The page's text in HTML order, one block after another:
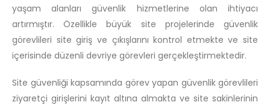
yaşam alanları güvenlik hizmetlerine olan ihtiyacı
artırmıştır. Özellikle büyük site projelerinde güvenlik
görevlileri site giriş ve çıkışlarını kontrol etmekte ve site
içerisinde düzenli devriye görevleri gerçekleştirmektedir.
Site güvenliği kapsamında görev yapan güvenlik görevlileri
ziyaretçi girişlerini kayıt altına almakta ve site sakinlerinin